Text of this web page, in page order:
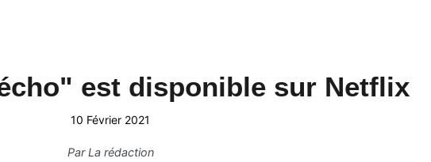
est disponible sur Netflix
10 Février 2021
ParLa rédaction